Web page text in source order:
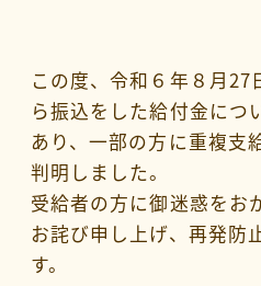
この度、令和６年８月27
ら振込をした給付金につ
あり、一部の方に重複支
判明しました。
受給者の方に御迷惑をお
お詫び申し上げ、再発防
す。